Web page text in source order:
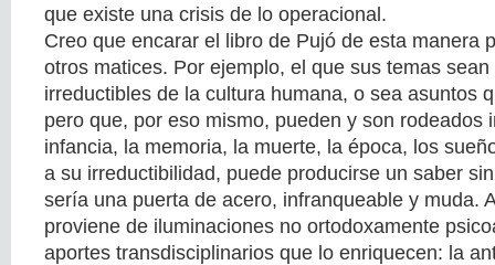
que existe una crisis de lo operacional.
Creo que encarar el libro de Pujó de esta manera
otros matices. Por ejemplo, el que sus temas
irreductibles de la cultura humana, o sea asuntos
pero que, por eso mismo, pueden y son rodeados
infancia, la memoria, la muerte, la época, los
a su irreductibilidad, puede producirse un saber
sería una puerta de acero, infranqueable y muda.
proviene de iluminaciones no ortodoxamente
aportes transdisciplinarios que lo enriquecen: la